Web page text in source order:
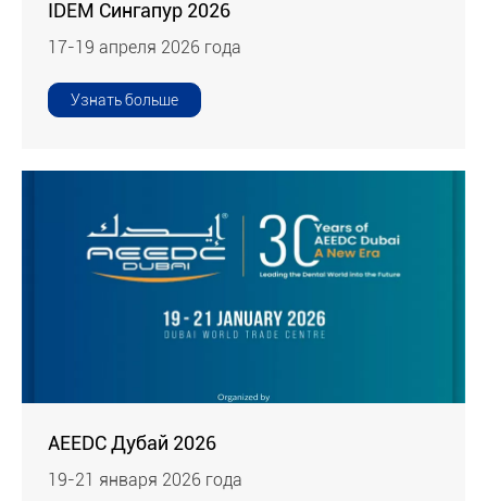
IDEM Сингапур 2026
17-19 апреля 2026 года
Узнать больше
AEEDC Дубай 2026
19-21 января 2026 года